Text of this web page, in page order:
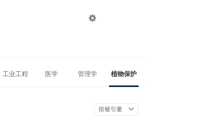

工业工程 医学 管理学 植物保护
按被引量